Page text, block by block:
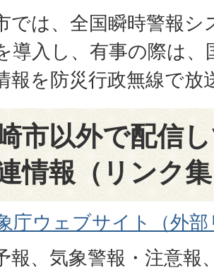
では、全国瞬時警報
導入し、有事の際は
報を防災行政無線で放
市以外で配信
情報（リンク
庁ウェブサイト（外
報、気象警報・注意報